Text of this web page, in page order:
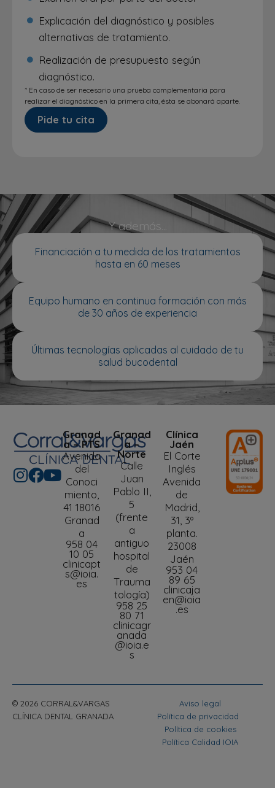
Explicación del diagnóstico y posibles
alternativas de tratamiento.
Realización de presupuesto según
diagnóstico.
* En caso de ser necesario una prueba complementaria para
realizar el diagnóstico en la primera cita, ésta se abonará aparte.
Pide tu cita
Y además...
Financiación a tu medida de los tratamientos
hasta en 60 meses
Equipo humano en continua formación con más
de 30 años de experiencia
Últimas tecnologías aplicadas al cuidado de tu
salud bucodental
Granad
a – PTS
Avenida
del
Conoci
miento,
41 18016
Granad
a
958 04
10 05
clinicapt
s@ioia.
es
Granad
a –
Norte
Calle
Juan
Pablo II,
5
(frente
a
antiguo
hospital
de
Trauma
tología)
958 25
80 71
clinicagr
anada
@ioia.e
s
Clínica
Jaén
El Corte
Inglés
Avenida
de
Madrid,
31, 3º
planta.
23008
Jaén
953 04
89 65
clinicaja
en@ioia
.es
© 2026 CORRAL&VARGAS
CLÍNICA DENTAL GRANADA
Aviso legal
Política de privacidad
Política de cookies
Política Calidad IOIA